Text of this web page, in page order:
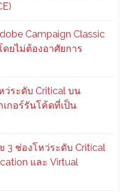
Campaign Classic
ดยไม่ต้องอาศัยการ
ว่ระดับ Critical บน
กอร์รันโค้ดที่เป็น
3 ช่องโหว่ระดับ Critical
และ Virtual